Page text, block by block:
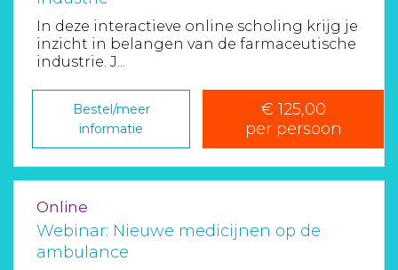
In deze interactieve online scholing krijg je
inzicht in belangen van de farmaceutische
industrie. J...
Bestel/meer
informatie
€ 125,00
per persoon
Online
Webinar: Nieuwe medicijnen op de
ambulance